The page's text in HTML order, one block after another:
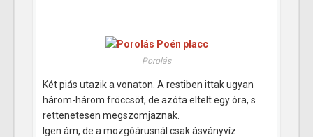
Porolás
Két piás utazik a vonaton. A restiben ittak ugyan
három-három fröccsöt, de azóta eltelt egy óra, s
rettenetesen megszomjaznak.
Igen ám, de a mozgóárusnál csak ásványvíz